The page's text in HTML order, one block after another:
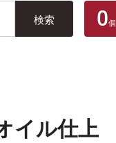
検索 0個
イル仕上